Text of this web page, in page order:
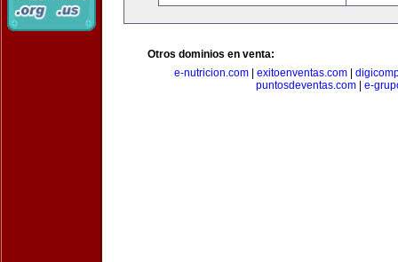
Otros dominios en venta:
e-nutricion.com
exitoenventas.com
puntosdeventas.com| e-